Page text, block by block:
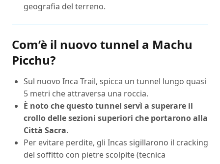
geografia del terreno.
Com’è il nuovo tunnel a Machu
Picchu?
Sul nuovo Inca Trail, spicca un tunnel lungo quasi
5 metri che attraversa una roccia.
È noto che questo tunnel servì a superare il
crollo delle sezioni superiori che portarono alla
Città Sacra.
Per evitare perdite, gli Incas sigillarono il cracking
del soffitto con pietre scolpite (tecnica